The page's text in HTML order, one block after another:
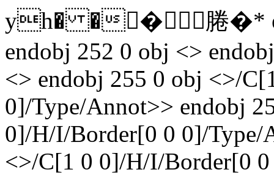
yh� ��腃�*
endobj 252 0 obj <>
<> endobj 255 0 obj <>/
0]/Type/Annot>> endobj
0]/H/I/Border[0 0 0]/Type/
<>/C[1 0 0]/H/I/Border[0